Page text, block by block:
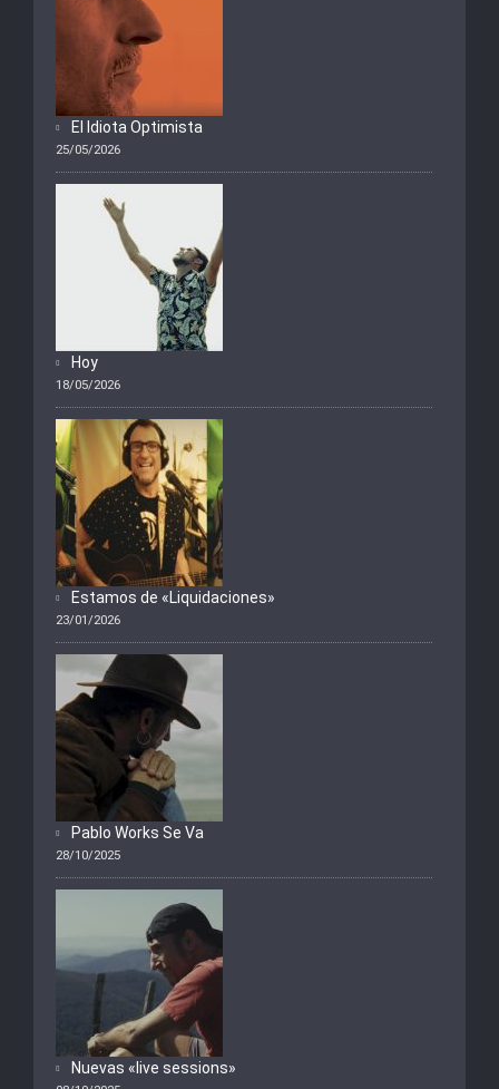
El Idiota Optimista
25/05/2026
Hoy
18/05/2026
Estamos de «Liquidaciones»
23/01/2026
Pablo Works Se Va
28/10/2025
Nuevas «live sessions»